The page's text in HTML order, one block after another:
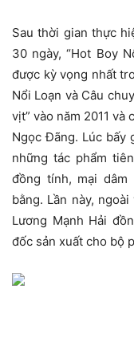
Sau thời gian thực
30 ngày, “Hot Boy
được kỳ vọng nhất
Nổi Loạn và Câu
vịt” vào năm 2011
Ngọc Đãng. Lúc bấy
những tác phẩm
đồng tính, mại
bằng. Lần này,
Lương Mạnh Hải
đốc sản xuất cho bộ